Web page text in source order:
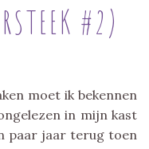
#2)
moet ik bekennen
in mijn kast
paar jaar terug toen